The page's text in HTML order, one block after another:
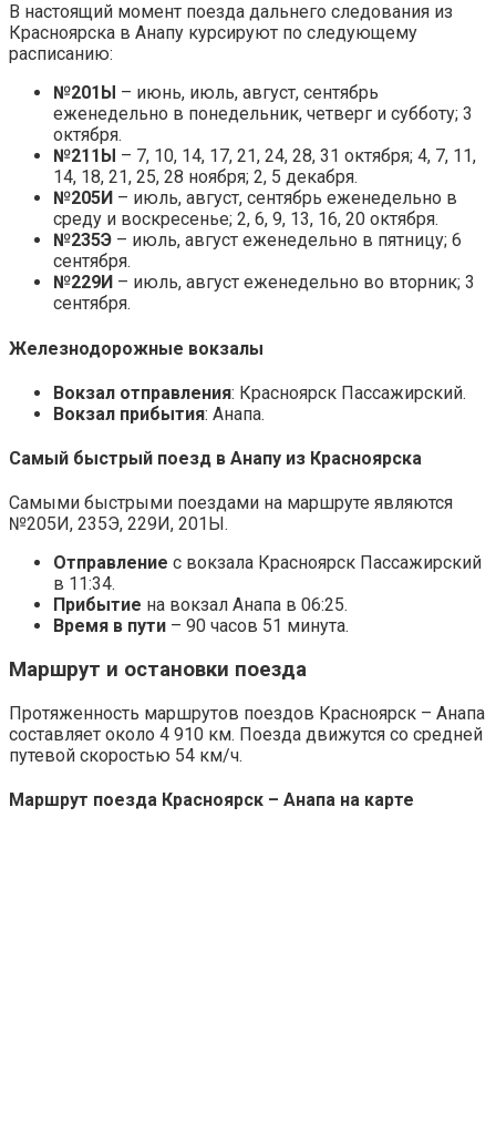
В настоящий момент поезда дальнего следования из
Красноярска в Анапу курсируют по следующему
расписанию:
№201Ы – июнь, июль, август, сентябрь
еженедельно в понедельник, четверг и субботу; 3
октября.
№211Ы – 7, 10, 14, 17, 21, 24, 28, 31 октября; 4, 7, 11,
14, 18, 21, 25, 28 ноября; 2, 5 декабря.
№205И – июль, август, сентябрь еженедельно в
среду и воскресенье; 2, 6, 9, 13, 16, 20 октября.
№235Э – июль, август еженедельно в пятницу; 6
сентября.
№229И – июль, август еженедельно во вторник; 3
сентября.
Железнодорожные вокзалы
Вокзал отправления: Красноярск Пассажирский.
Вокзал прибытия: Анапа.
Самый быстрый поезд в Анапу из Красноярска
Самыми быстрыми поездами на маршруте являются
№205И, 235Э, 229И, 201Ы.
Отправление с вокзала Красноярск Пассажирский
в 11:34.
Прибытие на вокзал Анапа в 06:25.
Время в пути – 90 часов 51 минута.
Маршрут и остановки поезда
Протяженность маршрутов поездов Красноярск – Анапа
составляет около 4 910 км. Поезда движутся со средней
путевой скоростью 54 км/ч.
Маршрут поезда Красноярск – Анапа на карте